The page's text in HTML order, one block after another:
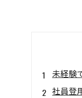
未経験
社員登